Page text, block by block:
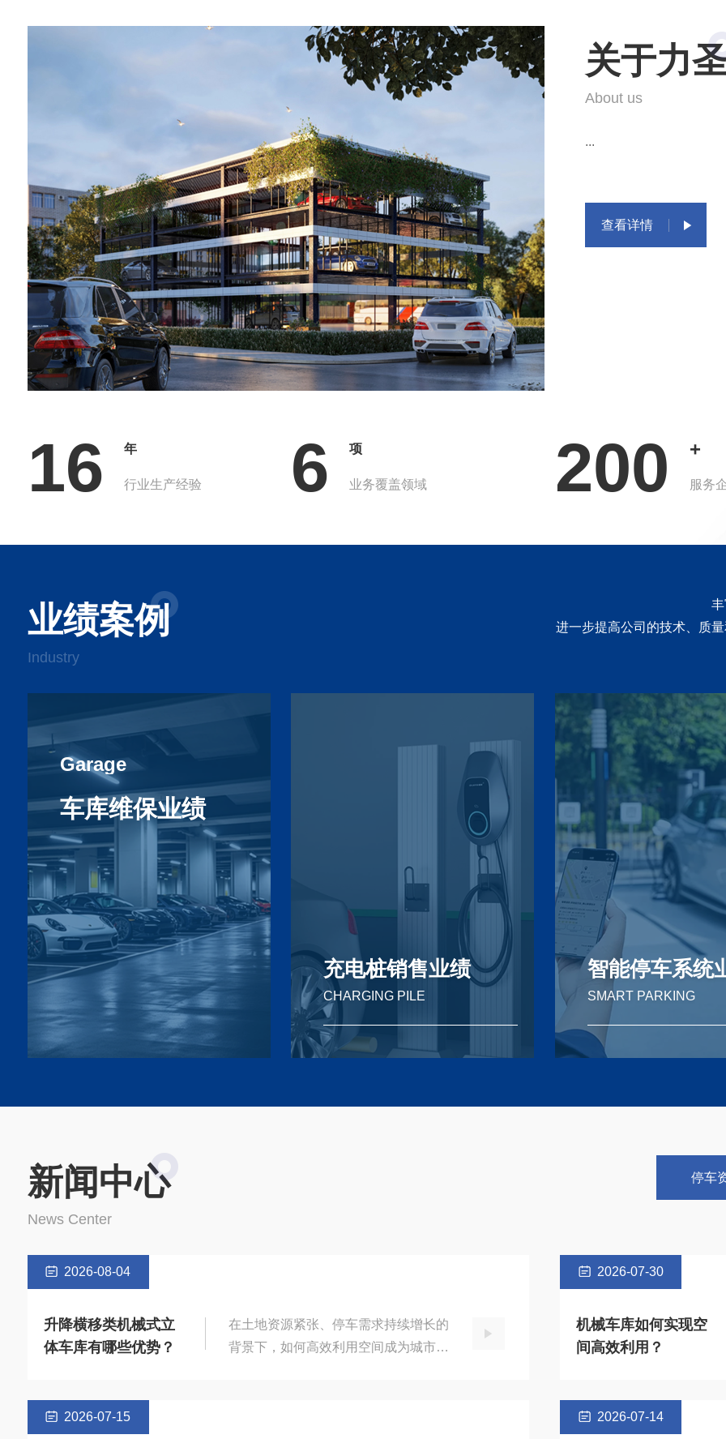
关于力
About us
...
查看详情
16 年
行业生产经验 6 项
业务覆盖领域 200 +
服务
业绩案例
Industry
进一步提高公司的技术、质
Garage
maintenance
车库维保业绩
充电桩销售业绩
CHARGING PILE
智能停车系统
SMART PARKING
智能停车系
新闻中心
News Center
停车
2026-08-04
升降横移类机械式立
体车库有哪些优势？
在土地资源紧张、停车需求持续增长的
背景下，如何高效利用空间成为城市停
2026-07-30
机械车库如何实现空
间高效利用？
2026-07-15 2026-07-14